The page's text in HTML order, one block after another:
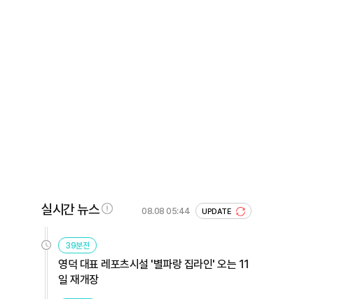
실시간 뉴스 08.08 05:44 UPDATE
39분전
영덕 대표 레포츠시설 '별파랑 집라인' 오는 11
일 재개장